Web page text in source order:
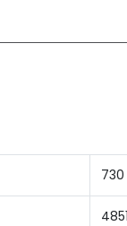
730
4851